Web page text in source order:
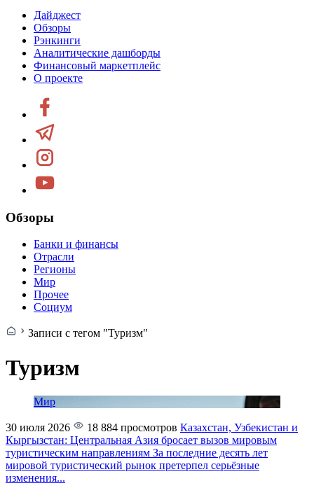
Дайджест
Обзоры
Рэнкинги
Аналитические дашборды
Финансовый маркетплейс
О проекте
Обзоры
Банки и финансы
Отрасли
Регионы
Мир
Прочее
Социум
Записи с тегом "Туризм"
Туризм
Мир
30 июля 2026 18 884 просмотров Казахстан, Узбекистан и
Кыргызстан: Центральная Азия бросает вызов мировым
туристическим направлениям За последние десять лет
мировой туристический рынок претерпел серьёзные
изменения...